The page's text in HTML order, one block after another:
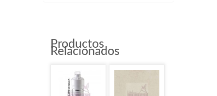
Productos
Relacionados